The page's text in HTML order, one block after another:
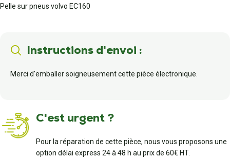
Pelle sur pneus volvo EC160
Instructions d'envoi :
Merci d'emballer soigneusement cette pièce électronique.
C'est urgent ?
Pour la réparation de cette pièce, nous vous proposons une
option délai express 24 à 48 h au prix de 60€ HT.